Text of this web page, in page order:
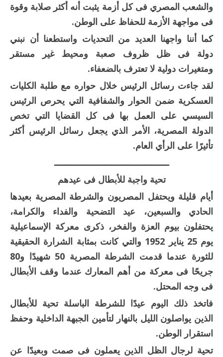
والشعب المصري فى كل أزمة يثبت أنه أكثر صلابة وقوة
فى مواجهة الأزمة للحفاظ على الوطن.
كما أننا واجهنا العديد من التحديات واستطعنا أن نبني
دولة فى ظل ظروف صعبة ومحيط غير مستقر
ومتغيرات دولية لا تعترف بالضعفاء.
لقد جاءت رسائل الرئيس خلال حواره مع طلبة الكليات
العسكرية ضمن الحوار والشفافية التي يحرص الرئيس
السيسي على العمل بها فى كل القضايا التي تخص
الدولة المصرية، الأمر الذي يجعل رسائل الرئيس أكثر
تأثيرًا على الرأي العام.
ــــــــــــــــــــــــــــــــــــــــــــــ
تحية واجبة للأبطال فى عيدهم
أيام قليلة ويحتفل المصريون والشرطة المصرية بعيدها
الحادي والسبعين، عيد التضحية والفداء والكرامة،
يحتفلون بيوم العزة والفخر، ذكرى معركة الإسماعيلية
يوم 25 يناير 1952 والتي كانت بمثابة الشرارة الحقيقية
للثورة عندما قدمت الشرطة المصرية 50 شهيدًا و80
جريحًا فى معركة من أهم المعارك عندما وقف الأبطال
فى وجه المحتل.
فاتخذ ذلك اليوم عيدًا للشرطة الباسلة تحية للأبطال
الذين يواصلون الليل بالنهار لتأمين الجبهة الداخلية وحفظ
استقرار الوطن.
تحية لرجال الظل الذين يعملون فى صمت وبعيدًا عن